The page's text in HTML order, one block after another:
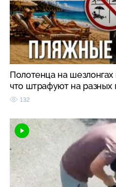
Полотенца на шезлонгах
что штрафуют на разных
132